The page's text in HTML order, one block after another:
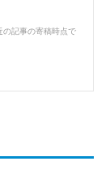
記事の寄稿時点で